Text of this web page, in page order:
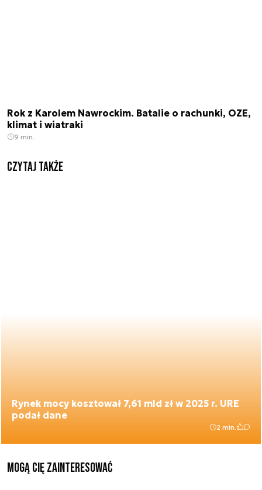
Rok z Karolem Nawrockim. Batalie o rachunki, OZE,
klimat i wiatraki
9 min.
Czytaj także
Rynek mocy kosztował 7,61 mld zł w 2025 r. URE
podał dane
2 min.
Mogą Cię zainteresować